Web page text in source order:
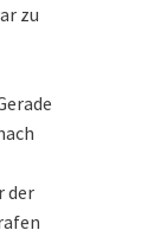
zu
der